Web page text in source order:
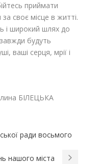
приймати
своє місце в житті.
і широкий шлях до
будуть
ваші серця, мрії і
ради восьмого
нашого міста